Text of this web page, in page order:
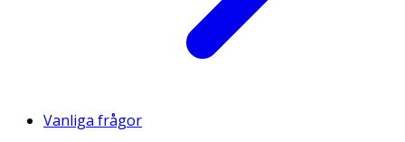
Vanliga frågor